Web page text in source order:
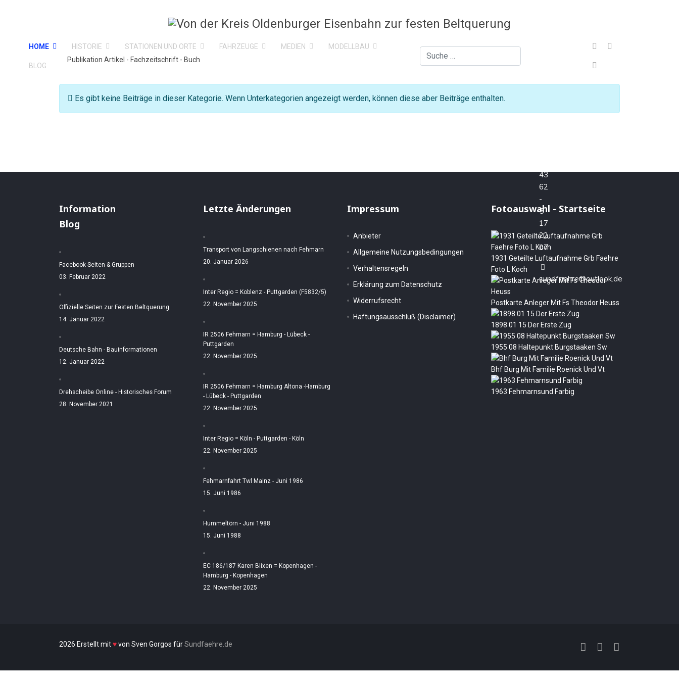
HOME HISTORIE STATIONEN UND ORTE FAHRZEUGE MEDIEN MODELLBAU
BLOG
Suchen
Publikation Artikel - Fachzeitschrift - Buch
Information
Es gibt keine Beiträge in dieser Kategorie. Wenn Unterkategorien angezeigt werden, können diese aber Beiträge enthalten.
Information
www.Sundfaehre.de
Gorgos
43
62
-
5
17
22
07
sundfaehre@outlook.de
Blog
Facebook Seiten & Gruppen
03. Februar 2022
Offizielle Seiten zur Festen Beltquerung
14. Januar 2022
Deutsche Bahn - Bauinformationen
12. Januar 2022
Drehscheibe Online - Historisches Forum
28. November 2021
Letzte Änderungen
Transport von Langschienen nach Fehmarn
20. Januar 2026
Inter Regio = Koblenz - Puttgarden (F5832/5)
22. November 2025
IR 2506 Fehmarn = Hamburg - Lübeck -
Puttgarden
22. November 2025
IR 2506 Fehmarn = Hamburg Altona -Hamburg
- Lübeck - Puttgarden
22. November 2025
Inter Regio = Köln - Puttgarden - Köln
22. November 2025
Fehmarnfahrt Twl Mainz - Juni 1986
15. Juni 1986
Hummeltörn - Juni 1988
15. Juni 1988
EC 186/187 Karen Blixen = Kopenhagen -
Hamburg - Kopenhagen
22. November 2025
Impressum
Anbieter
Allgemeine Nutzungsbedingungen
Verhaltensregeln
Erklärung zum Datenschutz
Widerrufsrecht
Haftungsausschluß (Disclaimer)
Fotoauswahl - Startseite
1931 Geteilte Luftaufnahme Grb Faehre
Foto L Koch
Postkarte Anleger Mit Fs Theodor Heuss
1898 01 15 Der Erste Zug
1955 08 Haltepunkt Burgstaaken Sw
Bhf Burg Mit Familie Roenick Und Vt
1963 Fehmarnsund Farbig
2026 Erstellt mit♥von Sven Gorgos fürSundfaehre.de